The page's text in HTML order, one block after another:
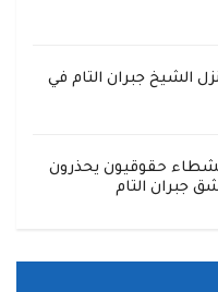
الشيخ جبران التام في
نشطاء حقوقيون يحذرون
جبران التام